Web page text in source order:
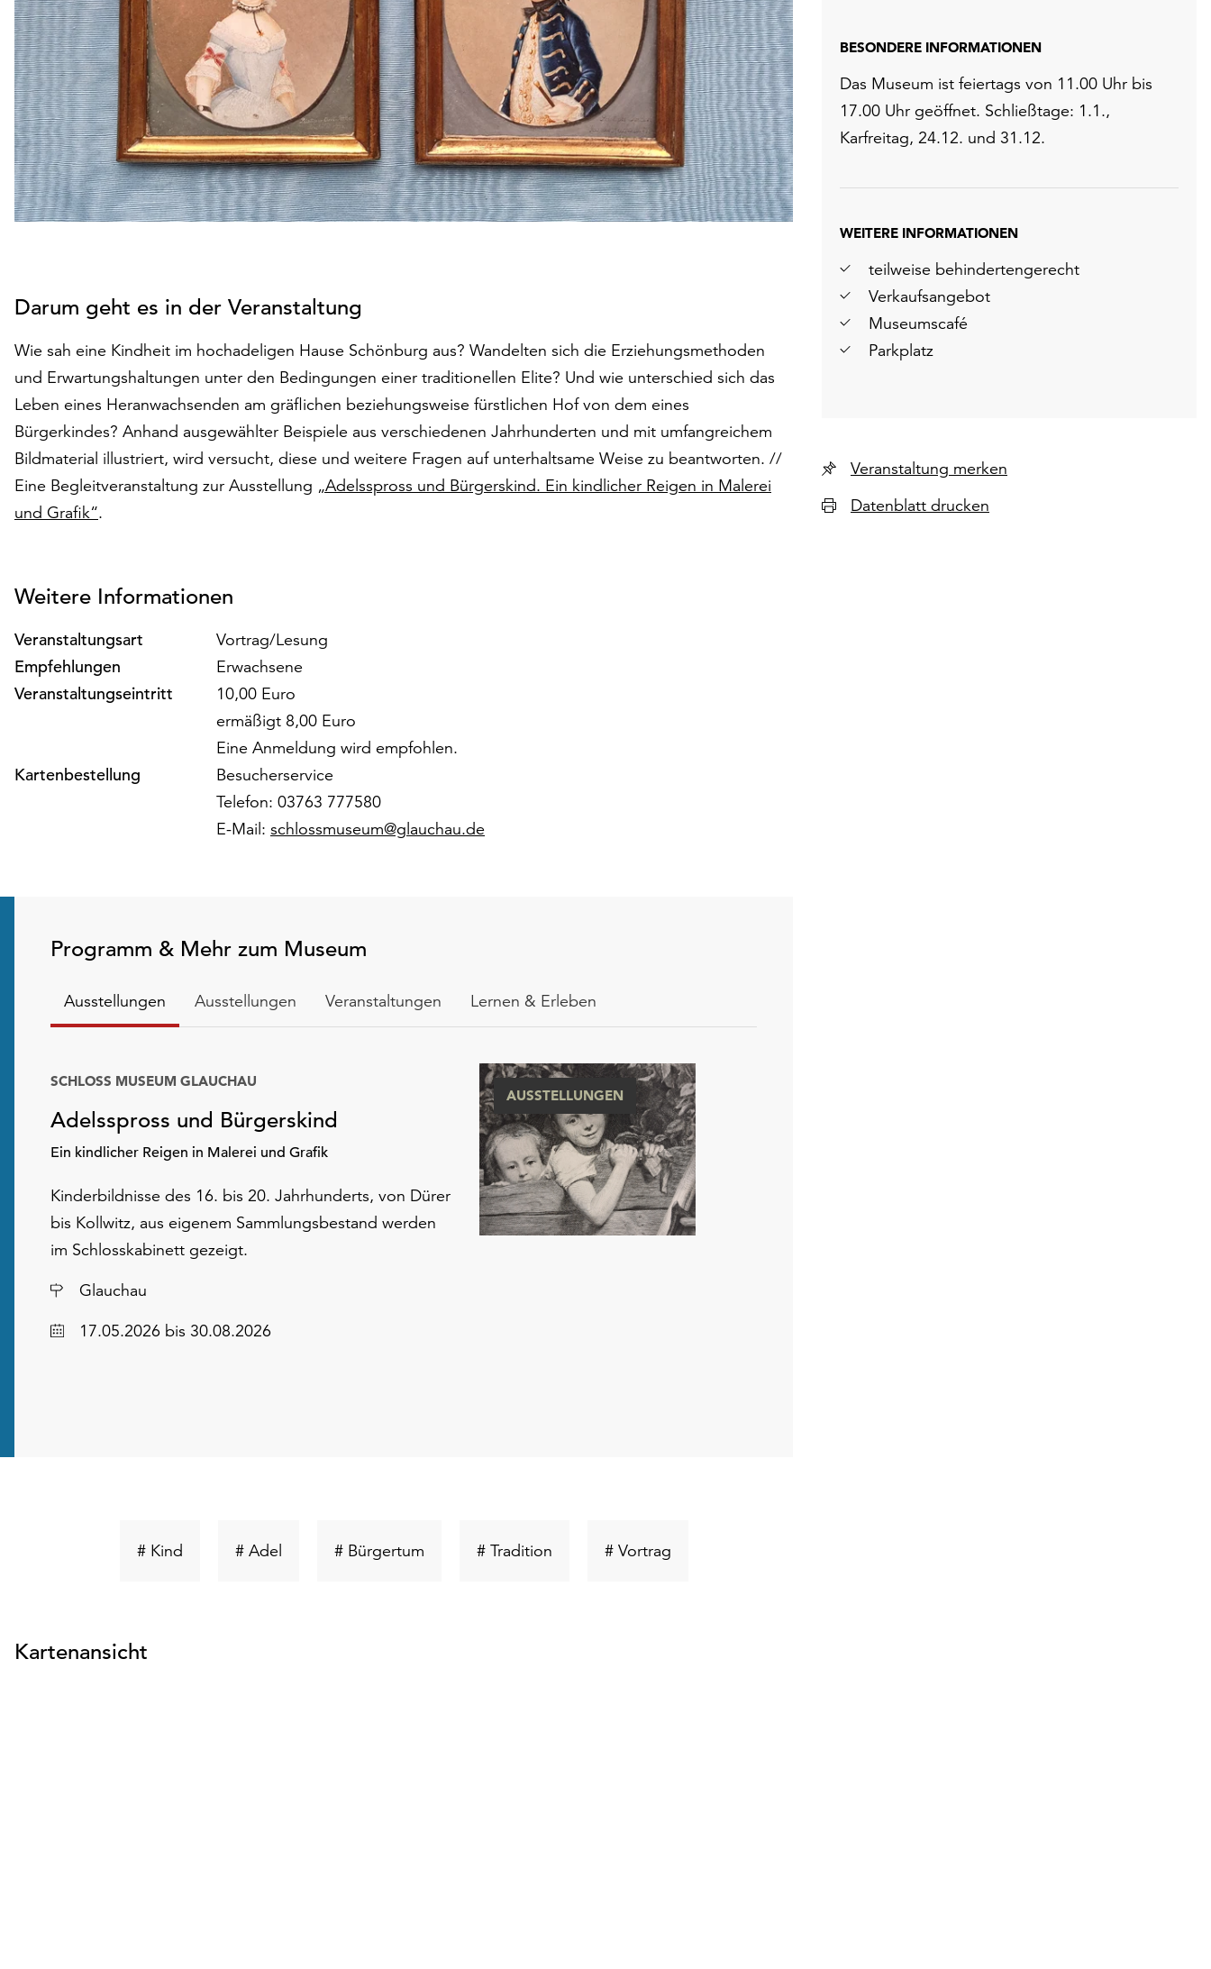
Darum geht es in der Veranstaltung
Wie sah eine Kindheit im hochadeligen Hause Schönburg aus? Wandelten sich die Erziehungsmethoden
und Erwartungshaltungen unter den Bedingungen einer traditionellen Elite? Und wie unterschied sich das
Leben eines Heranwachsenden am gräflichen beziehungsweise fürstlichen Hof von dem eines
Bürgerkindes? Anhand ausgewählter Beispiele aus verschiedenen Jahrhunderten und mit umfangreichem
Bildmaterial illustriert, wird versucht, diese und weitere Fragen auf unterhaltsame Weise zu beantworten. //
Eine Begleitveranstaltung zur Ausstellung „Adelsspross und Bürgerskind. Ein kindlicher Reigen in Malerei
und Grafik“.
Weitere Informationen
Veranstaltungsart
Vortrag/Lesung
Empfehlungen
Erwachsene
Veranstaltungseintritt
10,00 Euro
ermäßigt 8,00 Euro
Eine Anmeldung wird empfohlen.
Kartenbestellung
Besucherservice
Telefon: 03763 777580
E-Mail: schlossmuseum@glauchau.de
Programm & Mehr zum Museum
Ausstellungen Ausstellungen Veranstaltungen Lernen & Erleben
Adelsspross und Bürgerskind
Ein kindlicher Reigen in Malerei und Grafik
SCHLOSS MUSEUM GLAUCHAU
Kinderbildnisse des 16. bis 20. Jahrhunderts, von Dürer
bis Kollwitz, aus eigenem Sammlungsbestand werden
im Schlosskabinett gezeigt.
Ort
Glauchau
Datum17.05.2026 bis 30.08.2026
AUSSTELLUNGEN
# KindSchlüsselwort
# AdelSchlüsselwort# BürgertumSchlüsselwort
# TraditionSchlüsselwort
# VortragSchlüsselwort
Kartenansicht
BESONDERE INFORMATIONEN
Das Museum ist feiertags von 11.00 Uhr bis
17.00 Uhr geöffnet. Schließtage: 1.1.,
Karfreitag, 24.12. und 31.12.
WEITERE INFORMATIONEN
teilweise behindertengerecht
Verkaufsangebot
Museumscafé
Parkplatz
Veranstaltung merken
Datenblatt drucken